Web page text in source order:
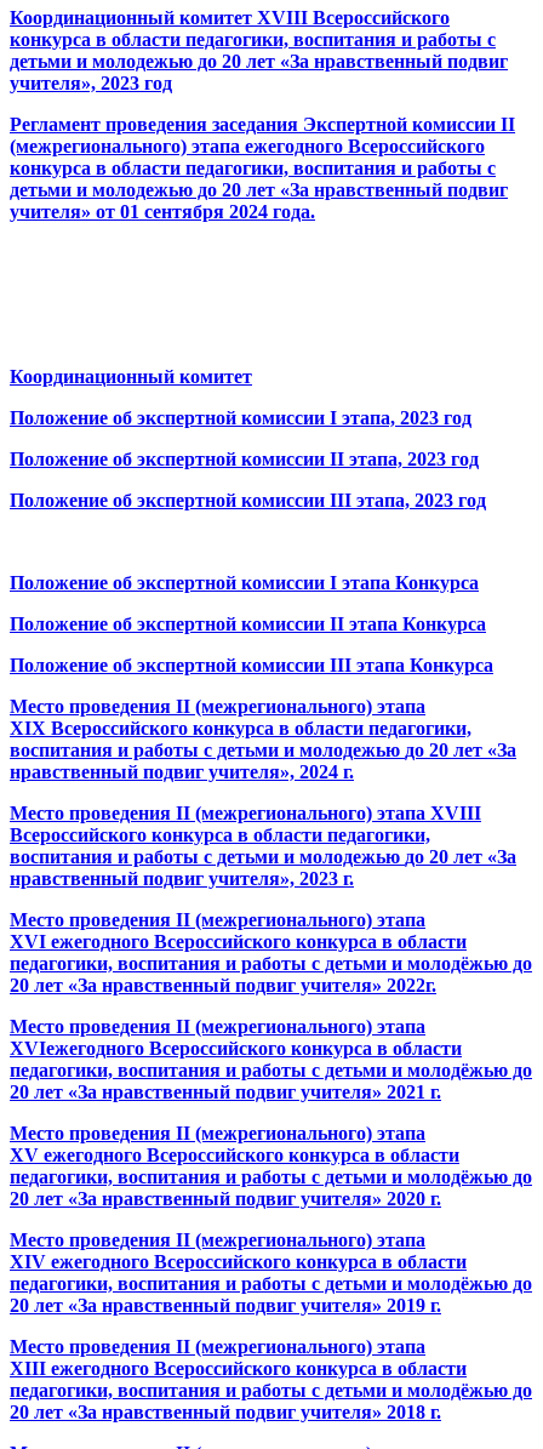
Координационный комитет XVIII Всероссийского
конкурса в области педагогики, воспитания и работы с
детьми и молодежью до 20 лет «За нравственный подвиг
учителя», 2023 год
Регламент проведения заседания Экспертной комиссии II
(межрегионального) этапа ежегодного Всероссийского
конкурса в области педагогики, воспитания и работы с
детьми и молодежью до 20 лет «За нравственный подвиг
учителя» от 01 сентября 2024 года.
Координационный комитет
Положение об экспертной комиссии I этапа, 2023 год
Положение об экспертной комиссии II этапа, 2023 год
Положение об экспертной комиссии III этапа, 2023 год
Положение об экспертной комиссии I этапа Конкурса
Положение об экспертной комиссии II этапа Конкурса
Положение об экспертной комиссии III этапа Конкурса
Место проведения II (межрегионального) этапа
XIX Всероссийского конкурса в области педагогики,
воспитания и работы с детьми и молодежью до 20 лет «За
нравственный подвиг учителя», 2024 г.
Место проведения II (межрегионального) этапа XVIII
Всероссийского конкурса в области педагогики,
воспитания и работы с детьми и молодежью до 20 лет «За
нравственный подвиг учителя», 2023 г.
Место проведения II (межрегионального) этапа
XVI ежегодного Всероссийского конкурса в области
педагогики, воспитания и работы с детьми и молодёжью до
20 лет «За нравственный подвиг учителя» 2022г.
Место проведения II (межрегионального) этапа
XVIежегодного Всероссийского конкурса в области
педагогики, воспитания и работы с детьми и молодёжью до
20 лет «За нравственный подвиг учителя» 2021 г.
Место проведения II (межрегионального) этапа
XV ежегодного Всероссийского конкурса в области
педагогики, воспитания и работы с детьми и молодёжью до
20 лет «За нравственный подвиг учителя» 2020 г.
Место проведения II (межрегионального) этапа
XIV ежегодного Всероссийского конкурса в области
педагогики, воспитания и работы с детьми и молодёжью до
20 лет «За нравственный подвиг учителя» 2019 г.
Место проведения II (межрегионального) этапа
XIII ежегодного Всероссийского конкурса в области
педагогики, воспитания и работы с детьми и молодёжью до
20 лет «За нравственный подвиг учителя» 2018 г.